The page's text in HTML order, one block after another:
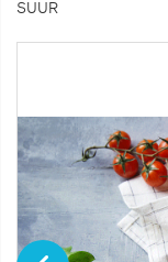
SUUR